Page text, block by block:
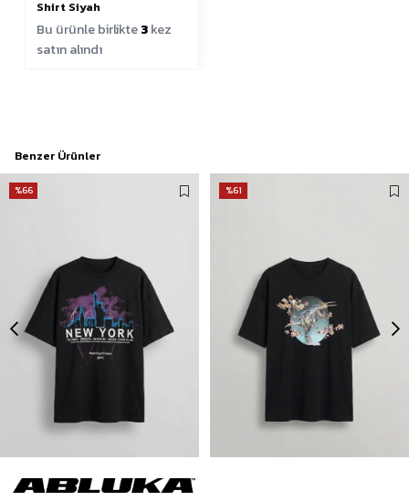
Shirt Siyah
Bu ürünle birlikte3kez
satın alındı
Benzer Ürünler
%66
Erkek New York Baskılı Oversize T-Shirt Siyah
%61